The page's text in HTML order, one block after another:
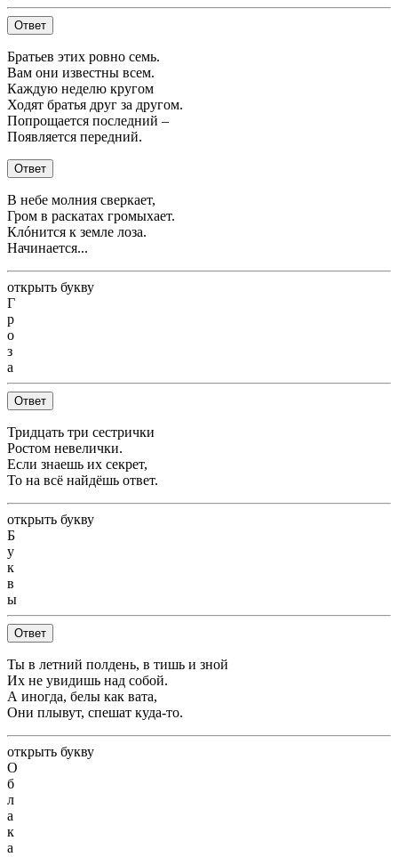
Ответ
Братьев этих ровно семь.
Вам они известны всем.
Каждую неделю кругом
Ходят братья друг за другом.
Попрощается последний –
Появляется передний.
Ответ
В небе молния сверкает,
Гром в раскатах громыхает.
Клóнится к земле лоза.
Начинается...
открыть букву
Г
р
о
з
а
Ответ
Тридцать три сестрички
Ростом невелички.
Если знаешь их секрет,
То на всё найдёшь ответ.
открыть букву
Б
у
к
в
ы
Ответ
Ты в летний полдень, в тишь и зной
Их не увидишь над собой.
А иногда, белы как вата,
Они плывут, спешат куда-то.
открыть букву
О
б
л
а
к
а